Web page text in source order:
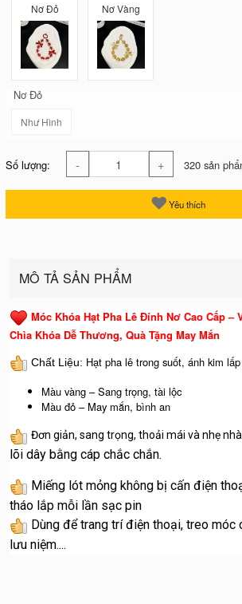
Nơ Đỏ Nơ Vàng
Nơ Đỏ
Như Hình
Số lượng: - + 320 sản
Yêu thích
MÔ TẢ SẢN PHẨM
Móc Khóa Hạt Pha Lê Đính Nơ Cao Cấp –
Chìa Khóa Dễ Thương, Quà Tặng May Mắn
Chất Liệu: Hạt pha lê trong suốt, ánh kim
Màu vàng – Sang trọng, tài lộc
Màu đỏ – May mắn, bình an
Đơn giản, sang trọng, thoải mái và nhẹ
lõi dây bằng cáp chắc chắn.
Miếng lót mỏng không bị cấn điện
tháo lắp mỗi lần sạc pin
Dùng để trang trí điện thoại, treo móc
lưu niệm....